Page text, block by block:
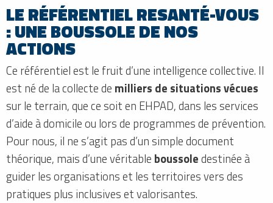
LE RÉFÉRENTIEL RESANTÉ-VOUS
: UNE BOUSSOLE DE NOS
ACTIONS
Ce référentiel est le fruit d’une intelligence collective. Il
est né de la collecte de milliers de situations vécues
sur le terrain, que ce soit en EHPAD, dans les services
d’aide à domicile ou lors de programmes de prévention.
Pour nous, il ne s’agit pas d’un simple document
théorique, mais d’une véritable boussoledestinée à
guider les organisations et les territoires vers des
pratiques plus inclusives et valorisantes.